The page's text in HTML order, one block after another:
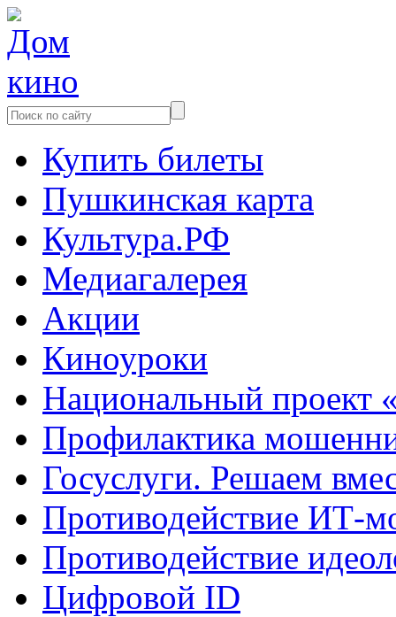
Купить билеты
Пушкинская карта
Культура.РФ
Медиагалерея
Акции
Киноуроки
Национальный проект
Профилактика
Госуслуги. Решаем
Противодействие ИТ-
Противодействие
Цифровой ID